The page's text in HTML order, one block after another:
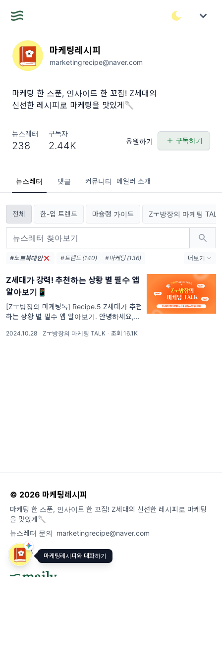
마케팅레시피
marketingrecipe@naver.com
마케팅 한 스푼, 인사이트 한 꼬집! Z세대의
신선한 레시피로 마케팅을 맛있게🥄
뉴스레터
238
구독자
2.44K 응원하기 구독하기
뉴스레터 댓글 커뮤니티 메일러 소개
전체 한-입 트렌드 마슐랭 가이드 Zㅜ방장의 마케팅 TALK
#노트북대안 #트렌드 (140)
#마케팅 (136)
#Z세대 (31)
#MZ세대 (22)
#마케팅트렌드 (21)
#트렌드분석 (14)
#콘텐츠마케팅 (13)
#팝업스토어 (12)
#마케팅인사이트 (12)
#브랜드마케팅 (12)
#AI (11)
더보기
Z세대가 강력! 추천하는 상황 별 필수 앱
알아보기📱
[Zㅜ방장의 마케팅톡] Recipe.5 Z세대가 추천
하는 상황 별 필수 앱 알아보기. 안녕하세요, 셰
케팅 레시피입니다.
2024.10.28 · Zㅜ방장의 마케팅 TALK · 조회 16.1K
마케팅레시피와 대화하기
© 2026 마케팅레시피
마케팅 한 스푼, 인사이트 한 꼬집! Z세대의 신선한 레시피로 마케팅
을 맛있게🥄
뉴스레터 문의
marketingrecipe@naver.com